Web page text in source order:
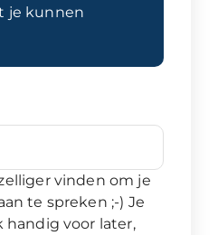
je kunnen
vinden om je
te spreken ;-) Je
handig voor later,